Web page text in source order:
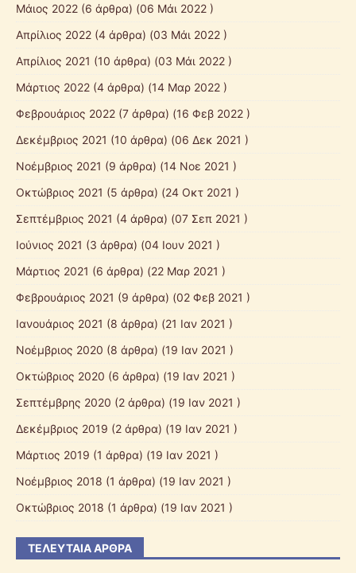
Μάιος 2022 (6 άρθρα) (06 Μάι 2022 )
Απρίλιος 2022 (4 άρθρα) (03 Μάι 2022 )
Απρίλιος 2021 (10 άρθρα) (03 Μάι 2022 )
Μάρτιος 2022 (4 άρθρα) (14 Μαρ 2022 )
Φεβρουάριος 2022 (7 άρθρα) (16 Φεβ 2022 )
Δεκέμβριος 2021 (10 άρθρα) (06 Δεκ 2021 )
Νοέμβριος 2021 (9 άρθρα) (14 Νοε 2021 )
Οκτώβριος 2021 (5 άρθρα) (24 Οκτ 2021 )
Σεπτέμβριος 2021 (4 άρθρα) (07 Σεπ 2021 )
Ιούνιος 2021 (3 άρθρα) (04 Ιουν 2021 )
Μάρτιος 2021 (6 άρθρα) (22 Μαρ 2021 )
Φεβρουάριος 2021 (9 άρθρα) (02 Φεβ 2021 )
Ιανουάριος 2021 (8 άρθρα) (21 Ιαν 2021 )
Νοέμβριος 2020 (8 άρθρα) (19 Ιαν 2021 )
Οκτώβριος 2020 (6 άρθρα) (19 Ιαν 2021 )
Σεπτέμβρης 2020 (2 άρθρα) (19 Ιαν 2021 )
Δεκέμβριος 2019 (2 άρθρα) (19 Ιαν 2021 )
Μάρτιος 2019 (1 άρθρα) (19 Ιαν 2021 )
Νοέμβριος 2018 (1 άρθρα) (19 Ιαν 2021 )
Οκτώβριος 2018 (1 άρθρα) (19 Ιαν 2021 )
ΤΕΛΕΥΤΑΊΑ ΆΡΘΡΑ